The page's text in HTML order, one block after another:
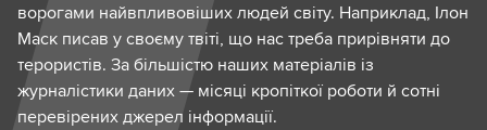
ворогами найвпливовіших людей світу. Наприклад, Ілон
Маск писав у своєму твіті, що нас треба прирівняти до
терористів. За більшістю наших матеріалів із
журналістики даних — місяці кропіткої роботи й сотні
перевірених джерел інформації.